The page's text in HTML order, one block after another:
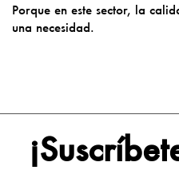
Porque en este sector, la
una necesidad.